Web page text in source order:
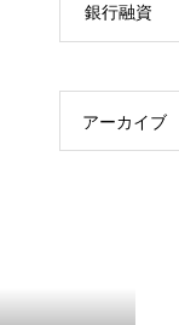
銀行融資
アーカイブ